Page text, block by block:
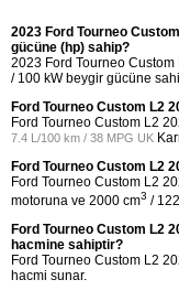
2023 Ford Tourneo
gücüne (hp) sahip?
2023 Ford Tourneo
/ 100 kW beygir gücüne
Ford Tourneo Custom L2
Ford Tourneo Custom L2
7.4 L/100 km / 38 MPG UK
Ford Tourneo Custom L2
Ford Tourneo Custom L2
motoruna ve 2000 cm3 /
Ford Tourneo Custom L2
hacmine sahiptir?
Ford Tourneo Custom L2
hacmi sunar.